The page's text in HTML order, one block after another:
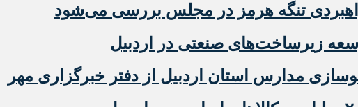
تنگه هرمز در مجلس بررسی می‌شود
زیرساخت‌های صنعتی در اردبیل
مدارس استان اردبیل از دفتر خبرگزاری مهر